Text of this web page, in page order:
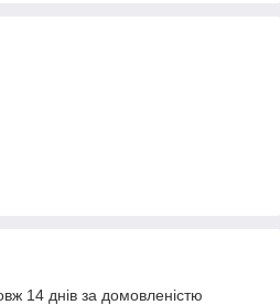
14 днів за домовленістю